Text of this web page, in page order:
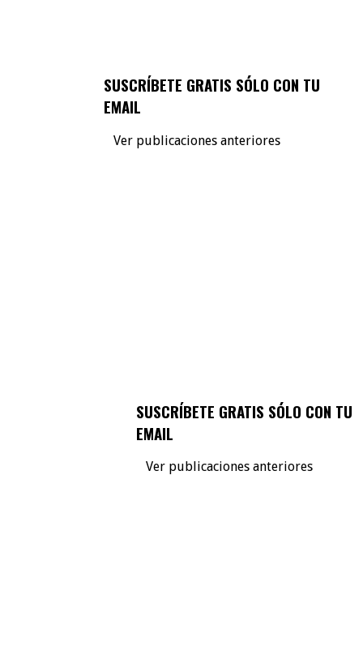
SUSCRÍBETE GRATIS SÓLO CON TU
EMAIL
Ver publicaciones anteriores
SUSCRÍBETE GRATIS SÓLO CON TU
EMAIL
Ver publicaciones anteriores